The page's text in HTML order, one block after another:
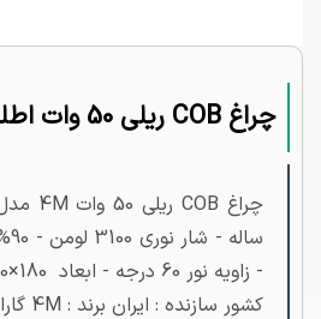
چراغ COB ریلی 50 وات اطلس
- زاویه نور 60 درجه - ابعاد 180×120×190 میلیمتر
کشور سازنده : ایران برند : 4M گارانتی : 2 سال